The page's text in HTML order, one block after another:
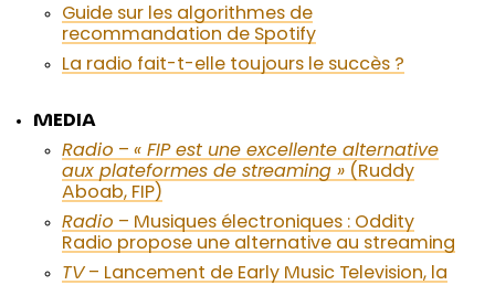
Guide sur les algorithmes de
recommandation de Spotify
La radio fait-t-elle toujours le succès ?
MEDIA
Radio – « FIP est une excellente alternative
aux plateformes de streaming » (Ruddy
Aboab, FIP)
Radio – Musiques électroniques : Oddity
Radio propose une alternative au streaming
TV– Lancement de Early Music Television, la